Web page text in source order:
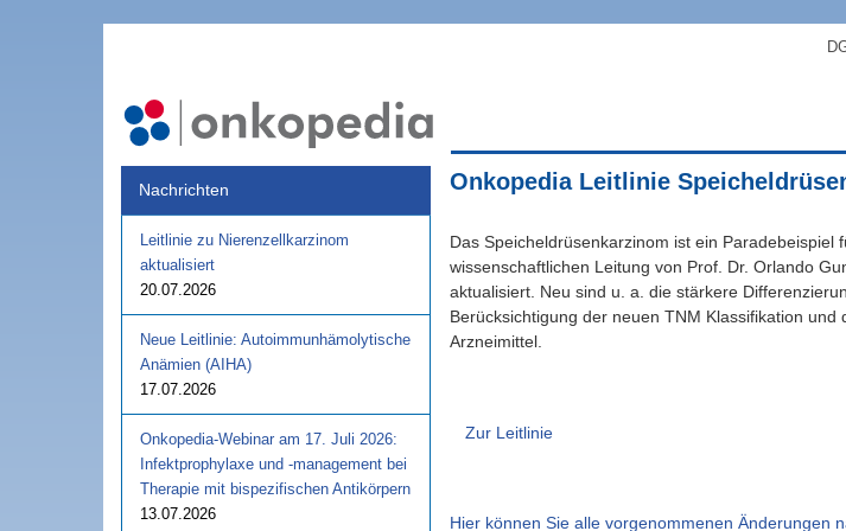
Nachrichten
Leitlinie zu Nierenzellkarzinom
aktualisiert
20.07.2026
Neue Leitlinie: Autoimmunhämolytische
Anämien (AIHA)
17.07.2026
Onkopedia-Webinar am 17. Juli 2026:
Infektprophylaxe und -management bei
Therapie mit bispezifischen Antikörpern
13.07.2026
Onkopedia Leitlinie
Das Speicheldrüsenkarzinom ist ein
wissenschaftlichen Leitung von Prof. Dr. Orlando
aktualisiert. Neu sind u. a. die stärkere
Berücksichtigung der neuen TNM Klassifikation
Arzneimittel.
Zur Leitlinie
Hier können Sie alle vorgenommenen Änderungen